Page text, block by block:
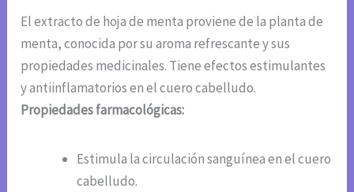
El extracto de hoja de menta proviene de la planta de
menta, conocida por su aroma refrescante y sus
propiedades medicinales. Tiene efectos estimulantes
y antiinflamatorios en el cuero cabelludo.
Propiedades farmacológicas:
Estimula la circulación sanguínea en el cuero
cabelludo.